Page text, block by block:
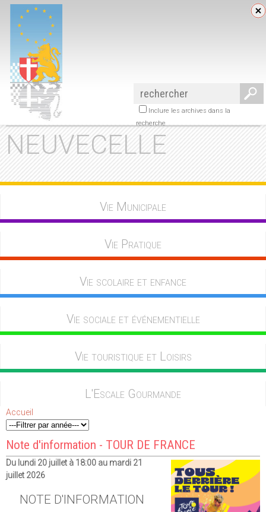
NEUVECELLE
Inclure les archives dans la
recherche
Vie Municipale
Vie Pratique
Vie scolaire et enfance
Vie sociale et événementielle
Vie touristique et Loisirs
L'Escale Gourmande
Accueil
Note d'information - TOUR DE FRANCE
Du lundi 20 juillet à 18:00 au mardi 21
juillet 2026
NOTE D'INFORMATION